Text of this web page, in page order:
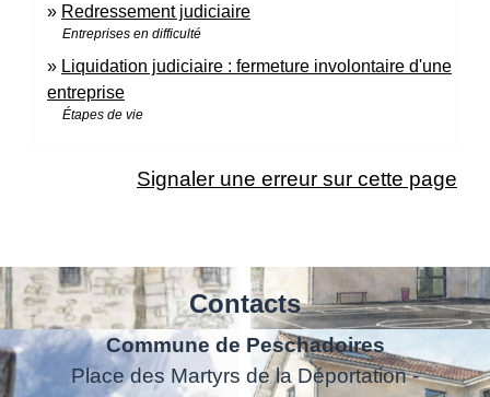
Redressement judiciaire
Entreprises en difficulté
Liquidation judiciaire : fermeture involontaire d'une
entreprise
Étapes de vie
Signaler une erreur sur cette page
Contacts
Commune de Peschadoires
Place des Martyrs de la Déportation -